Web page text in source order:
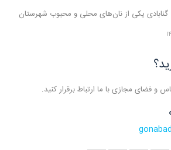
یکی از نان‌های محلی و محبوب شهرستان
و فضای مجازی با ما ارتباط برقرار کنید.